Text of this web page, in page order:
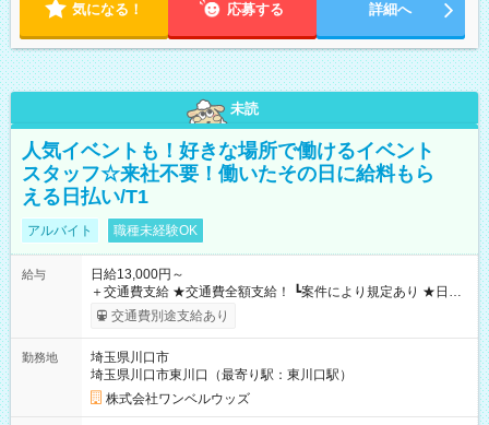
気になる！ 応募する 詳細へ
未読
人気イベントも！好きな場所で働けるイベント
スタッフ☆来社不要！働いたその日に給料もら
える日払い/T1
アルバイト 職種未経験OK
給与
日給13,000円～
＋交通費支給 ★交通費全額支給！ ┗案件により規定あり ★日払
いOK！（規定あり） ┗働いたその日に現金GET♪ お仕事後はコ
ンビニATMから 日払い分を引き落とせます！ 【試用期間】試
交通費別途支給あり
勤務地
埼玉県川口市
埼玉県川口市東川口（最寄り駅：東川口駅）
株式会社ワンベルウッズ